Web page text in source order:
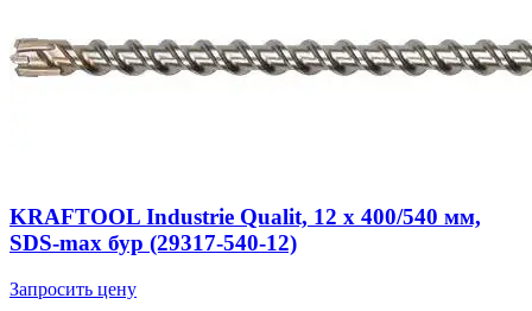
KRAFTOOL Industrie Qualit, 12 x 400/540 мм,
SDS-max бур (29317-540-12)
Запросить цену